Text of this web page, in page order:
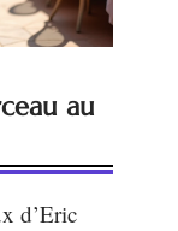
au
d’Eric